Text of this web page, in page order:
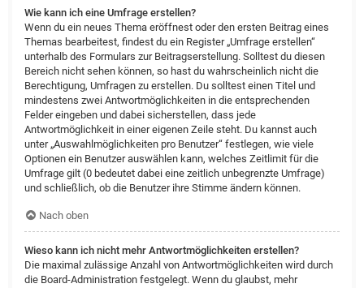
Wie kann ich eine Umfrage erstellen?
Wenn du ein neues Thema eröffnest oder den ersten Beitrag eines
Themas bearbeitest, findest du ein Register „Umfrage erstellen“
unterhalb des Formulars zur Beitragserstellung. Solltest du diesen
Bereich nicht sehen können, so hast du wahrscheinlich nicht die
Berechtigung, Umfragen zu erstellen. Du solltest einen Titel und
mindestens zwei Antwortmöglichkeiten in die entsprechenden
Felder eingeben und dabei sicherstellen, dass jede
Antwortmöglichkeit in einer eigenen Zeile steht. Du kannst auch
unter „Auswahlmöglichkeiten pro Benutzer“ festlegen, wie viele
Optionen ein Benutzer auswählen kann, welches Zeitlimit für die
Umfrage gilt (0 bedeutet dabei eine zeitlich unbegrenzte Umfrage)
und schließlich, ob die Benutzer ihre Stimme ändern können.
Nach oben
Wieso kann ich nicht mehr Antwortmöglichkeiten erstellen?
Die maximal zulässige Anzahl von Antwortmöglichkeiten wird durch
die Board-Administration festgelegt. Wenn du glaubst, mehr